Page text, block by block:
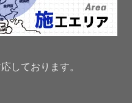
しております。